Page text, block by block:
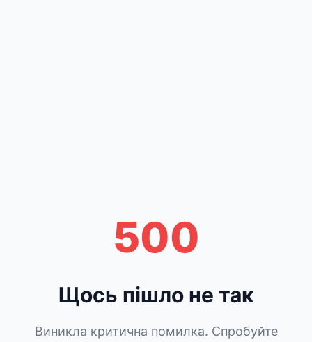
500
Щось пішло не так
Виникла критична помилка. Спробуйте